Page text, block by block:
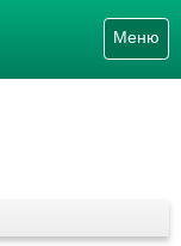
Меню